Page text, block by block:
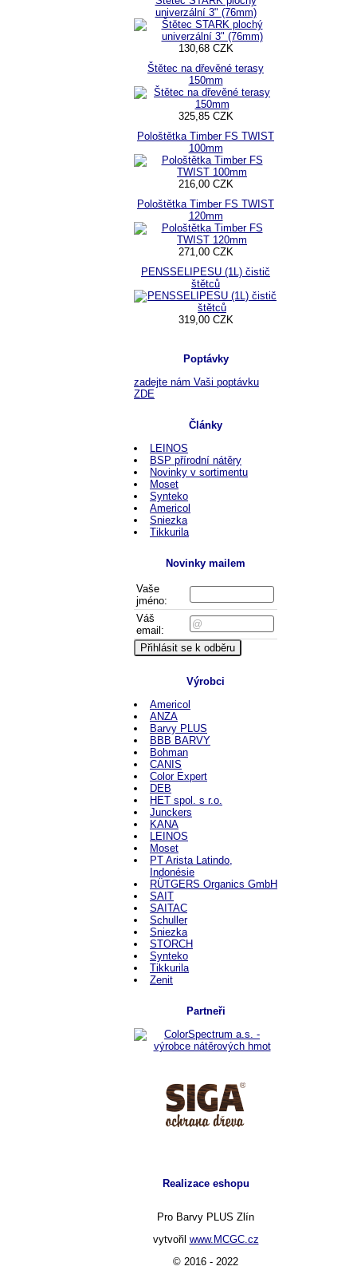
univerzální 3" (76mm)
130,68 CZK
Štětec na dřevěné terasy
150mm
325,85 CZK
Pološtětka Timber FS TWIST
100mm
216,00 CZK
Pološtětka Timber FS TWIST
120mm
271,00 CZK
PENSSELIPESU (1L) čistič
štětců
319,00 CZK
Poptávky
zadejte nám Vaši poptávku
ZDE
Články
LEINOS
BSP přírodní nátěry
Novinky v sortimentu
Moset
Synteko
Americol
Sniezka
Tikkurila
Novinky mailem
Vaše
jméno:
Váš
email:
Výrobci
Americol
ANZA
Barvy PLUS
BBB BARVY
Bohman
CANIS
Color Expert
DEB
HET spol. s r.o.
Junckers
KANA
LEINOS
Moset
PT Arista Latindo,
Indonésie
RÜTGERS Organics GmbH
SAIT
SAITAC
Schuller
Sniezka
STORCH
Synteko
Tikkurila
Zenit
Partneři
Realizace eshopu
Pro Barvy PLUS Zlín
vytvořil www.MCGC.cz
© 2016 - 2022